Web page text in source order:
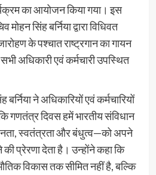
का आयोजन किया गया। इस
सिंह बर्निया द्वारा विधिवत
के पश्चात राष्ट्रगान का गायन
अधिकारी एवं कर्मचारी उपस्थित
ने अधिकारियों एवं कर्मचारियों
गणतंत्र दिवस हमें भारतीय संविधान
स्वतंत्रता और बंधुत्व—को अपने
प्रेरणा देता है। उन्होंने कहा कि
विकास तक सीमित नहीं है, बल्कि